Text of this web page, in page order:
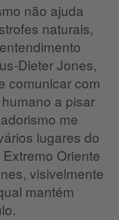
não ajuda
naturais,
Dieter Jones,
comunicar com
a pisar
me
lugares do
Oriente
visivelmente
mantém